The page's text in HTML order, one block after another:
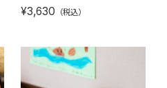
¥3,630 （税込）